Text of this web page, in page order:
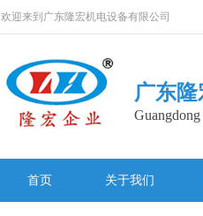
欢迎来到广东隆宏机电设备有限公司
广东
首页 关于我们